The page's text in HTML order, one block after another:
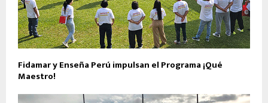
Fidamar y Enseña Perú impulsan el Programa ¡Qué
Maestro!